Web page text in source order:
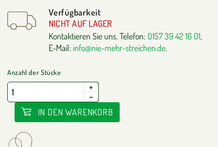
Verfügbarkeit
NICHT AUF LAGER
Kontaktieren Sie uns. Telefon: 0157 39 42 16 01,
E-Mail: info@nie-mehr-streichen.de.
Anzahl der Stücke
+
−
IN DEN WARENKORB